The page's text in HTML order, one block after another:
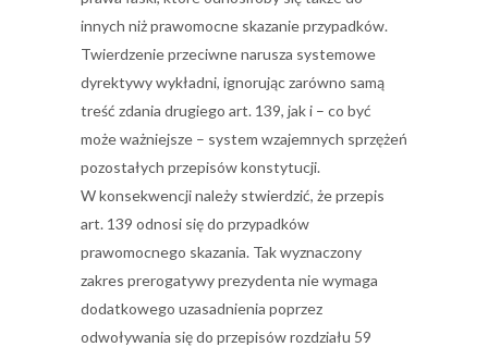
innych niż prawomocne skazanie przypadków.
Twierdzenie przeciwne narusza systemowe
dyrektywy wykładni, ignorując zarówno samą
treść zdania drugiego art. 139, jak i – co być
może ważniejsze – system wzajemnych sprzężeń
pozostałych przepisów konstytucji.
W konsekwencji należy stwierdzić, że przepis
art. 139 odnosi się do przypadków
prawomocnego skazania. Tak wyznaczony
zakres prerogatywy prezydenta nie wymaga
dodatkowego uzasadnienia poprzez
odwoływania się do przepisów rozdziału 59